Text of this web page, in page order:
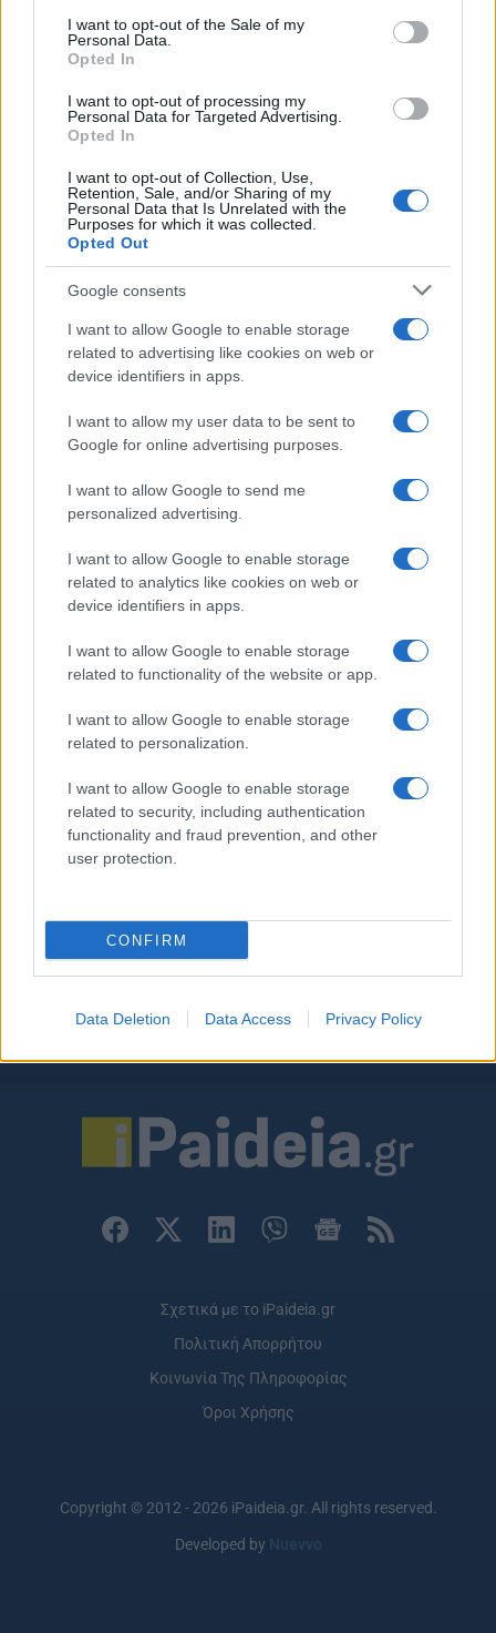
consent section.
I want to opt-out of the Sale of my
Personal Data.
Opted In
I want to opt-out of processing my
Personal Data for Targeted Advertising.
Opted In
I want to opt-out of Collection, Use,
Retention, Sale, and/or Sharing of my
Personal Data that Is Unrelated with the
Purposes for which it was collected.
Opted Out
Google consents
I want to allow Google to enable storage
related to advertising like cookies on web or
device identifiers in apps.
I want to allow my user data to be sent to
Google for online advertising purposes.
I want to allow Google to send me
personalized advertising.
I want to allow Google to enable storage
related to analytics like cookies on web or
device identifiers in apps.
I want to allow Google to enable storage
related to functionality of the website or app.
I want to allow Google to enable storage
related to personalization.
I want to allow Google to enable storage
related to security, including authentication
functionality and fraud prevention, and other
user protection.
CONFIRM
Data Deletion Data Access Privacy Policy
Νέα εποχή για το gov.gr: Τι αλλάζει στις ψηφιακές
υπηρεσίες – Όλες οι νέες λειτουργίες του
Επίδομα Ανεργίας – Προπληρωμένη κάρτα: Οδηγός
για αναπληρωτές – Δικαιολογητικά
Νόμος Κατσέλη: «Παγώνουν» οι τόκοι στα δάνεια –
Διευκρινίσεις
19/06/2026 - 20:52
Η ΠΑΙΔΕΙΑ
Σχετικά με το iPaideia.gr
Πολιτική Απορρήτου
Κοινωνία Της Πληροφορίας
Όροι Χρήσης
Copyright © 2012 - 2026 iPaideia.gr. All rights reserved.
Developed by